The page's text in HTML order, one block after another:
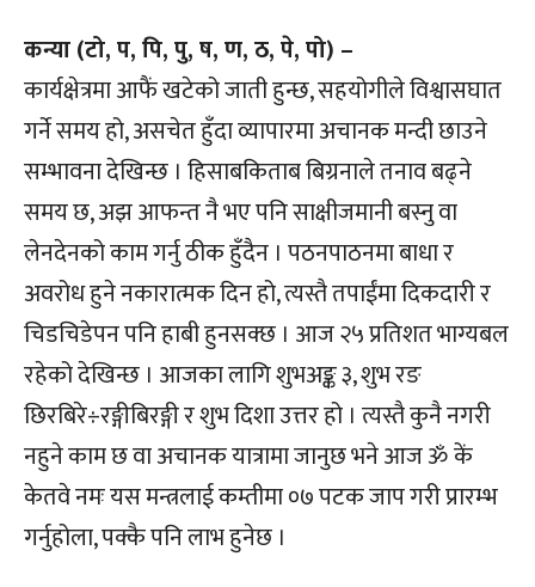
कन्या (टो, प, पि, पु, ष, ण, ठ, पे, पो) –
कार्यक्षेत्रमा आफैं खटेको जाती हुन्छ, सहयोगीले विश्वासघात
गर्ने समय हो, असचेत हुँदा व्यापारमा अचानक मन्दी छाउने
सम्भावना देखिन्छ । हिसाबकिताब बिग्रनाले तनाव बढ्ने
समय छ, अझ आफन्त नै भए पनि साक्षीजमानी बस्नु वा
लेनदेनको काम गर्नु ठीक हुँदैन । पठनपाठनमा बाधा र
अवरोध हुने नकारात्मक दिन हो, त्यस्तै तपाईंमा दिकदारी र
चिडचिडेपन पनि हाबी हुनसक्छ । आज २५ प्रतिशत भाग्यबल
रहेको देखिन्छ । आजका लागि शुभअङ्क ३, शुभ रङ
छिरबिरे÷रङ्गीबिरङ्गी र शुभ दिशा उत्तर हो । त्यस्तै कुनै नगरी
नहुने काम छ वा अचानक यात्रामा जानुछ भने आज ॐ कें
केतवे नमः यस मन्त्रलाई कम्तीमा ०७ पटक जाप गरी प्रारम्भ
गर्नुहोला, पक्कै पनि लाभ हुनेछ ।